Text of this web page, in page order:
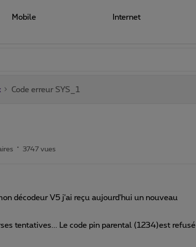
Mobile Internet
Code erreur SYS_1
3747 vues
décodeur V5 j'ai reçu aujourd'hui un nouveau
tentatives... Le code pin parental (1234)est refusé